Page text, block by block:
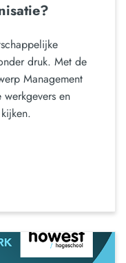
druk. Met de
Management
en